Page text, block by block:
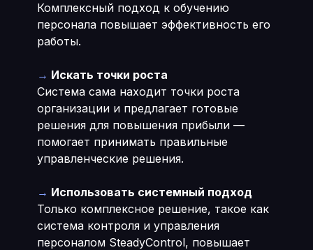
Комплексный подход к обучению
персонала повышает эффективность его
работы.
→ Искать точки роста
Система сама находит точки роста
организации и предлагает готовые
решения для повышения прибыли —
помогает принимать правильные
управленческие решения.
→ Использовать системный подход
Только комплексное решение, такое как
система контроля и управления
персоналом SteadyControl, повышает